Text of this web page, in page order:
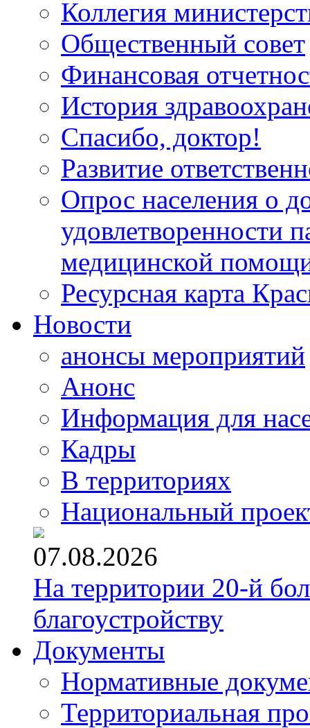
Коллегия
Общественный совет
Финансовая
История
Спасибо, доктор!
Развитие
Опрос населения о
удовлетворенности
медицинской
Ресурсная карта
Новости
анонсы мероприятий
Анонс
Информация для
Кадры
В территориях
Национальный
07.08.2026
На территории 20-й
благоустройству
Документы
Нормативные
Территориальная